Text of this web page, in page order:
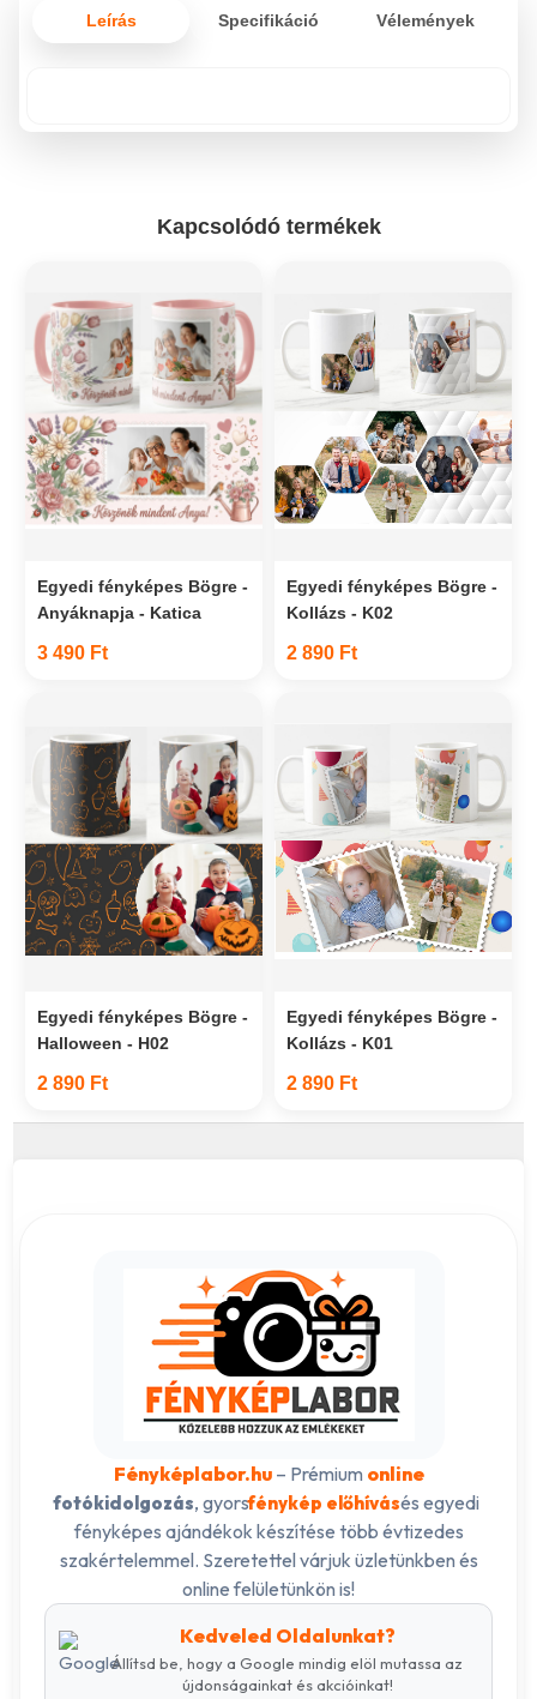
Leírás Specifikáció Vélemények
Kapcsolódó termékek
Egyedi fényképes Bögre -
Anyáknapja - Katica
3 490 Ft
Egyedi fényképes Bögre -
Kollázs - K02
2 890 Ft
Egyedi fényképes Bögre -
Halloween - H02
2 890 Ft
Egyedi fényképes Bögre -
Kollázs - K01
2 890 Ft
Fényképlabor.hu– Prémium online
fotókidolgozás, gyorsfénykép előhívásés egyedi
fényképes ajándékok készítése több évtizedes
szakértelemmel. Szeretettel várjuk üzletünkben és
online felületünkön is!
Kedveled Oldalunkat?
Állítsd be, hogy a Google mindig elöl mutassa az
újdonságainkat és akcióinkat!